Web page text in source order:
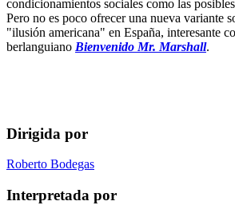
condicionamientos sociales como las
Pero no es poco ofrecer una nueva variante
"ilusión americana" en España, interesante
berlanguiano Bienvenido Mr. Marshall.
Dirigida por
Roberto Bodegas
Interpretada por